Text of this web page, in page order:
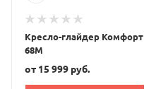
Кресло-глайдер Комфорт
68М
от 15 999 руб.